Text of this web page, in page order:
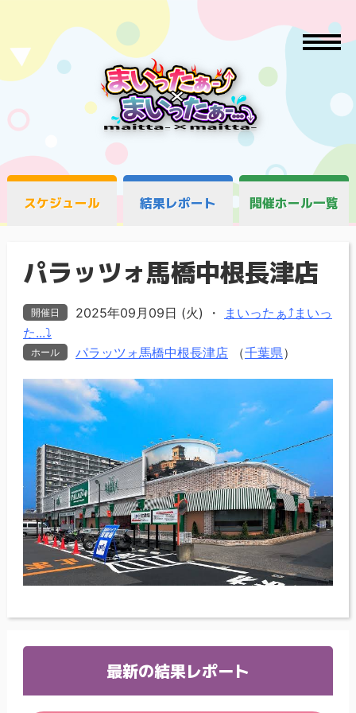
スケジュール 結果レポート 開催ホール一覧
パラッツォ馬橋中根長津店
開催日 2025年09月09日 (火) ・
まいったぁ⤴まいっ
た...⤵
ホール パラッツォ馬橋中根長津店（千葉県）
最新の結果レポート